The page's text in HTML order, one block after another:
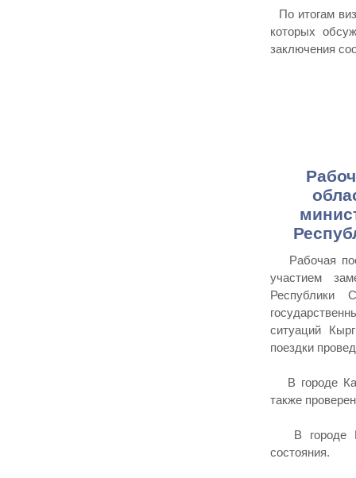
По итогам
которых
заключения
Рабочая
участием
Республики
ситуаций
поездки
В городе
также
В городе
состояния.